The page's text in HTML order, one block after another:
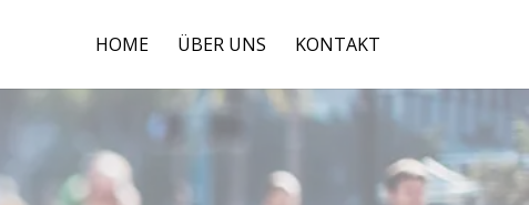
HOME ÜBER UNS KONTAKT